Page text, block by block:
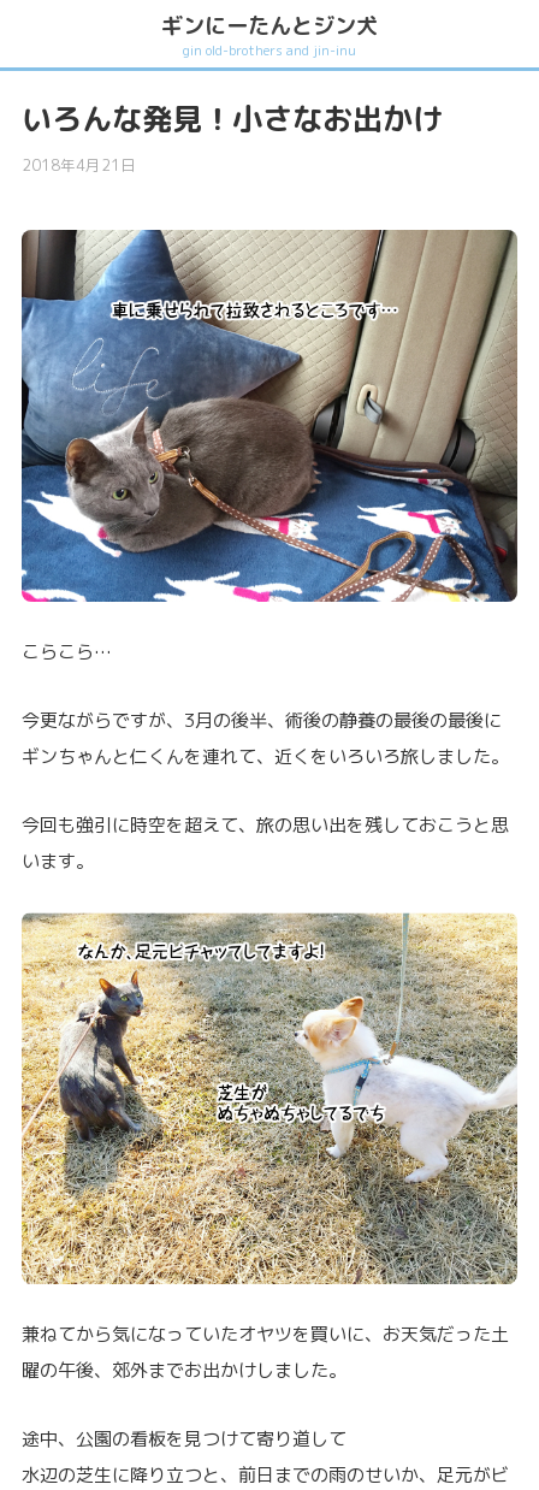
ギンにーたんとジン犬
gin old-brothers and jin-inu
いろんな発見！小さなお出かけ
2018年4月21日
こらこら…
今更ながらですが、3月の後半、術後の静養の最後の最後に
ギンちゃんと仁くんを連れて、近くをいろいろ旅しました。
今回も強引に時空を超えて、旅の思い出を残しておこうと思
います。
兼ねてから気になっていたオヤツを買いに、お天気だった土
曜の午後、郊外までお出かけしました。
途中、公園の看板を見つけて寄り道して
水辺の芝生に降り立つと、前日までの雨のせいか、足元がビ